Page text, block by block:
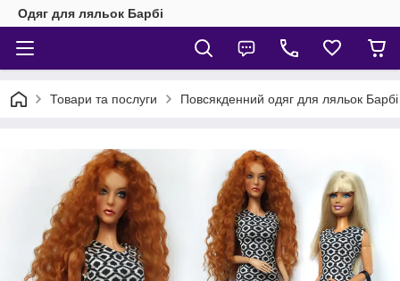
Одяг для ляльок Барбі
Товари та послуги Повсякденний одяг для ляльок Барбі